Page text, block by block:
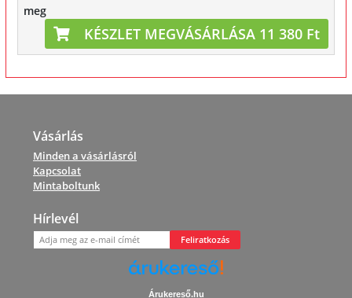
meg
KÉSZLET MEGVÁSÁRLÁSA 11 380 Ft
Vásárlás
Minden a vásárlásról
Kapcsolat
Mintaboltunk
Hírlevél
Feliratkozás
Árukereső.hu